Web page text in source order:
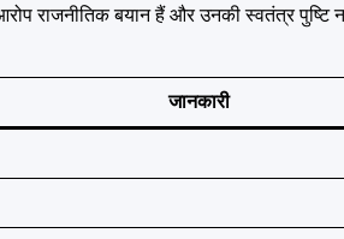
राजनीतिक बयान हैं और उनकी स्वतंत्र पुष्टि
जानकारी